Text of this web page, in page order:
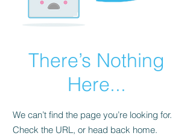
There’s Nothing
Here...
We can’t find the page you’re looking for.
Check the URL, or head back home.